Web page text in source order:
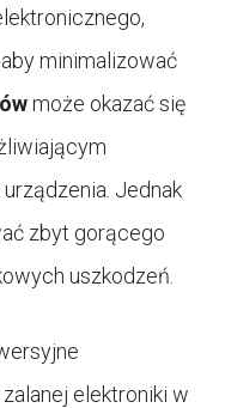
minimalizować
może okazać się
Jednak
zbyt gorącego
uszkodzeń.
elektroniki w